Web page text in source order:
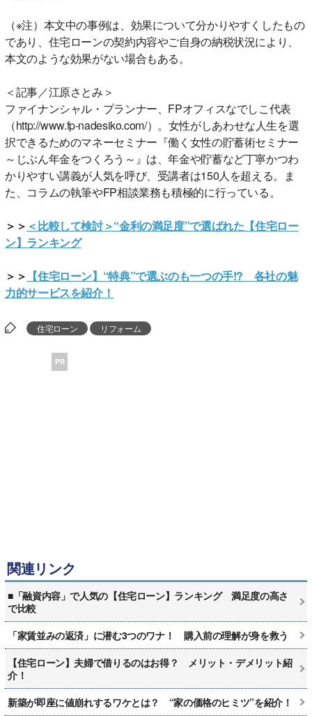
（※注）本文中の事例は、効果について分かりやすくしたもの
であり、住宅ローンの契約内容やご自身の納税状況により、
本文のような効果がない場合もある。
＜記事／江原さとみ＞
ファイナンシャル・プランナー、FPオフィスなでしこ代表
（http://www.fp-nadesiko.com/）。女性がしあわせな人生を選
択できるためのマネーセミナー『働く女性の貯蓄術セミナー
～じぶん年金をつくろう～』は、年金や貯蓄など丁寧かつわ
かりやすい講義が人気を呼び、受講者は150人を超える。ま
た、コラムの執筆やFP相談業務も積極的に行っている。
＞＞ ＜比較して検討＞“金利の満足度”で選ばれた【住宅ロー
ン】ランキング
＞＞ 【住宅ローン】“特典”で選ぶのも一つの手!? 各社の魅
力的サービスを紹介！
住宅ローン リフォーム
PR
関連リンク
■「融資内容」で人気の【住宅ローン】ランキング 満足度の高さ
で比較
「家賃並みの返済」に潜む3つのワナ！ 購入前の理解が身を救う
【住宅ローン】夫婦で借りるのはお得？ メリット・デメリット紹
介！
新築が即座に値崩れするワケとは？ “家の価格のヒミツ”を紹介！